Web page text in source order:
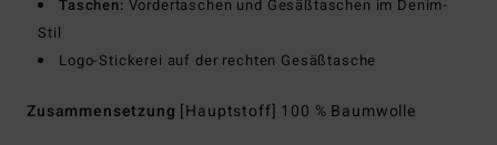
Taschen: Vordertaschen und Gesäßtaschen im Denim-
Stil
Logo-Stickerei auf der rechten Gesäßtasche
Zusammensetzung [Hauptstoff] 100 % Baumwolle